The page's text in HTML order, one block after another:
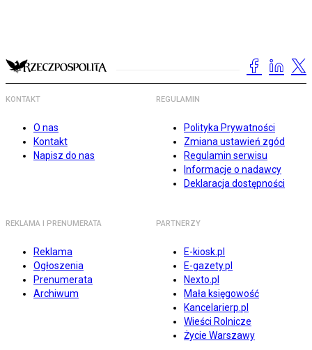
KONTAKT
O nas
Kontakt
Napisz do nas
REGULAMIN
Polityka Prywatności
Zmiana ustawień zgód
Regulamin serwisu
Informacje o nadawcy
Deklaracja dostępności
REKLAMA I PRENUMERATA
Reklama
Ogłoszenia
Prenumerata
Archiwum
PARTNERZY
E-kiosk.pl
E-gazety.pl
Nexto.pl
Mała księgowość
Kancelarierp.pl
Wieści Rolnicze
Życie Warszawy